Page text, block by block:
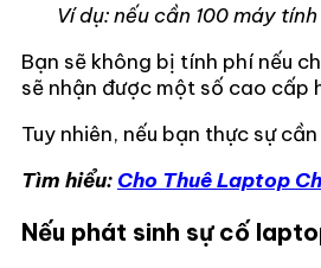
Ví dụ: nếu cần 100 máy
Bạn sẽ không bị tính phí nếu
sẽ nhận được một số cao cấp
Tuy nhiên, nếu bạn thực sự
Tìm hiểu: Cho Thuê Laptop
Nếu phát sinh sự cố